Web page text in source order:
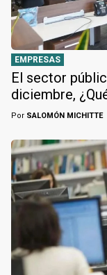
EMPRESAS
El sector
diciembre,
Por SALOMÓN MICHITTE